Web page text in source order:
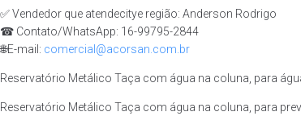
✅ Vendedor que atendecitye região: Anderson Rodrigo
☎ Contato/WhatsApp: 16-99795-2844
🌐E-mail: comercial@acorsan.com.br
Reservatório Metálico Taça com água na coluna, para
Reservatório Metálico Taça com água na coluna, para